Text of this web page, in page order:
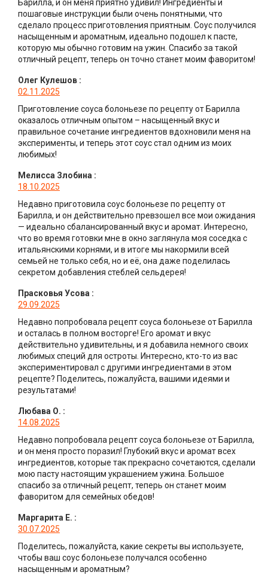
Барилла, и он меня приятно удивил! Ингредиенты и
пошаговые инструкции были очень понятными, что
сделало процесс приготовления приятным. Соус получился
насыщенным и ароматным, идеально подошел к пасте,
которую мы обычно готовим на ужин. Спасибо за такой
отличный рецепт, теперь он точно станет моим фаворитом!
Олег Кулешов :
02.11.2025
Приготовление соуса болоньезе по рецепту от Барилла
оказалось отличным опытом – насыщенный вкус и
правильное сочетание ингредиентов вдохновили меня на
эксперименты, и теперь этот соус стал одним из моих
любимых!
Мелисса Злобина :
18.10.2025
Недавно приготовила соус болоньезе по рецепту от
Барилла, и он действительно превзошел все мои ожидания
— идеально сбалансированный вкус и аромат. Интересно,
что во время готовки мне в окно заглянула моя соседка с
итальянскими корнями, и в итоге мы накормили всей
семьей не только себя, но и её, она даже поделилась
секретом добавления стеблей сельдерея!
Прасковья Усова :
29.09.2025
Недавно попробовала рецепт соуса болоньезе от Барилла
и осталась в полном восторге! Его аромат и вкус
действительно удивительны, и я добавила немного своих
любимых специй для остроты. Интересно, кто-то из вас
экспериментировал с другими ингредиентами в этом
рецепте? Поделитесь, пожалуйста, вашими идеями и
результатами!
Любава О. :
14.08.2025
Недавно попробовала рецепт соуса болоньезе от Барилла,
и он меня просто поразил! Глубокий вкус и аромат всех
ингредиентов, которые так прекрасно сочетаются, сделали
мою пасту настоящим украшением ужина. Большое
спасибо за отличный рецепт, теперь он станет моим
фаворитом для семейных обедов!
Маргарита Е. :
30.07.2025
Поделитесь, пожалуйста, какие секреты вы используете,
чтобы ваш соус болоньезе получался особенно
насыщенным и ароматным?